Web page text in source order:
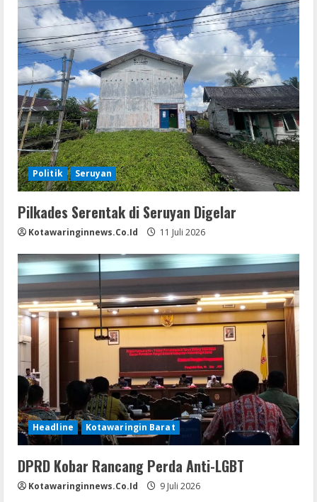
Politik Seruyan
Pilkades Serentak di Seruyan Digelar
Kotawaringinnews.co.id 11 Juli 2026
Headline Kotawaringin Barat
DPRD Kobar Rancang Perda Anti-LGBT
Kotawaringinnews.co.id 9 Juli 2026